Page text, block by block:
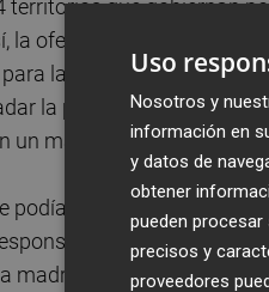
territorios que gobiernan
la oferta trataba de
para la investidura de
la pelota al tejado de
un marco de negociación
podía resultar incómoda
madrileña,
Isabel Díaz
Uso
Nosotros y
información en
y datos de
obtener
pueden
precisos y
proveedores